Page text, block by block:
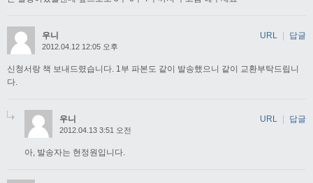
우니
2012.04.12 12:05 오후
신청서랑 책 보내드렸습니다. 1부 파본도 같이 발송했으니 같이 교환부탁드립니
다.
URL | 답글
우니
2012.04.13 3:51 오전
아, 발송자는 현정원입니다.
URL | 답글